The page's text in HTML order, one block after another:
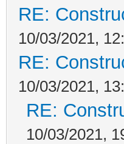
RE:
10/03/2021,
RE:
10/03/2021,
RE:
10/03/2021,